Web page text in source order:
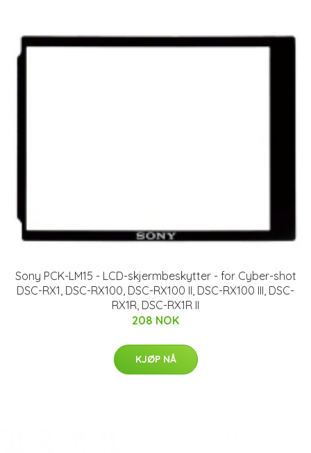
Sony PCK-LM15 - LCD-skjermbeskytter - for Cyber-shot
DSC-RX1, DSC-RX100, DSC-RX100 II, DSC-RX100 III, DSC-
RX1R, DSC-RX1R II
208 NOK
KJØP NÅ